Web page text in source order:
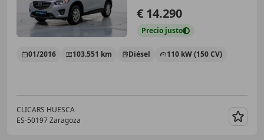
€ 14.290
Precio justo
01/2016 103.551 km Diésel 110 kW (150 CV)
CLICARS HUESCA
ES-50197 Zaragoza